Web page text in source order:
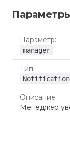
Параметр
manager
Менеджер